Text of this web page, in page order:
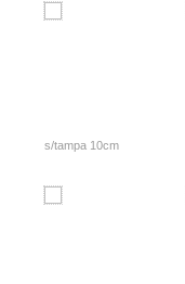
s/tampa 10cm